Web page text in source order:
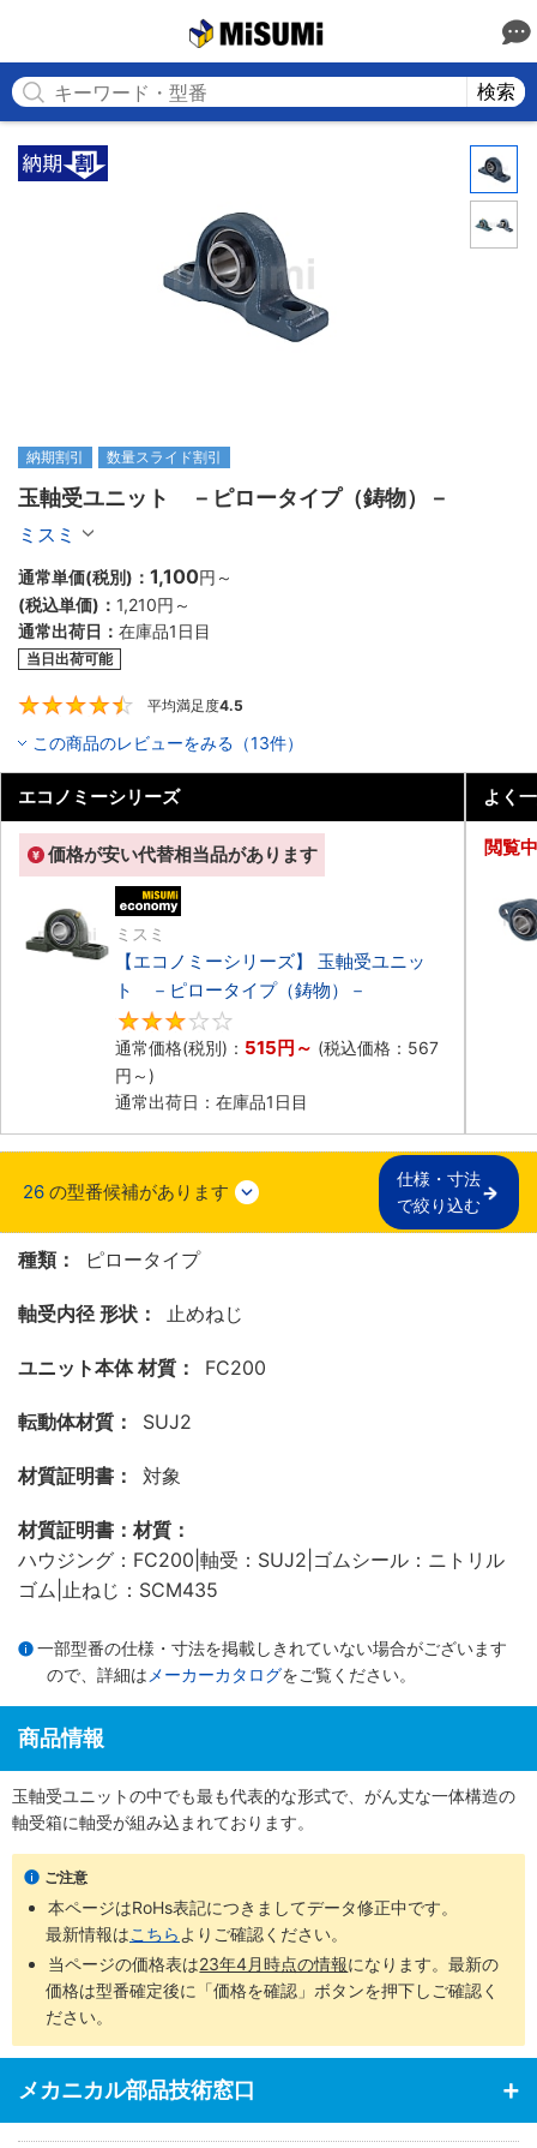
検索
納期割引 数量スライド割引
玉軸受ユニット　－ピロータイプ（鋳物）－
ミスミ
通常単価(税別)： 1,100円 ～
(税込単価)： 1,210円 ～
通常出荷日： 在庫品1日目
当日出荷可能
平均満足度4.5
この商品のレビューをみる（13件）
エコノミーシリーズ
価格が安い代替相当品があります
ミスミ
【エコノミーシリーズ】 玉軸受ユニッ
ト －ピロータイプ（鋳物）－
通常価格(税別)： 515円 ～ (税込価格： 567
円 ～)
通常出荷日：在庫品1日目
よく
閲覧
26 の型番候補があります
仕様・寸法
で絞り込む
種類： ピロータイプ
軸受内径 形状： 止めねじ
ユニット本体 材質： FC200
転動体材質： SUJ2
材質証明書： 対象
材質証明書：材質：
ハウジング：FC200|軸受：SUJ2|ゴムシール：ニトリル
ゴム|止ねじ：SCM435
一部型番の仕様・寸法を掲載しきれていない場合がございます
ので、詳細は メーカーカタログをご覧ください。
商品情報
玉軸受ユニットの中でも最も代表的な形式で、がん丈な一体構造の
軸受箱に軸受が組み込まれております。
ご注意
本ページはRoHs表記につきましてデータ修正中です。
最新情報はこちら よりご確認ください。
当ページの価格表は23年4月時点の情報になります。最新の
価格は型番確定後に「価格を確認」ボタンを押下しご確認く
ださい。
メカニカル部品技術窓口